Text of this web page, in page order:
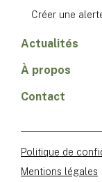
Créer une
Actualités
À propos
Contact
Politique de
Mentions légales